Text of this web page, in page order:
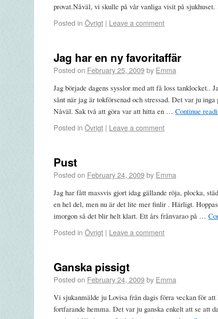
provat.Nåväl, vi skulle på vår vanliga visit på
Posted in Övrigt | Leave a comment
Jag har en ny favoritaffär
Posted on February 25, 2009by Emma
Jag började dagens sysslor med att få loss tanklocket..
sånt när jag är tokförsenad och stressad. Det var ju
Nåväl. Sak två att göra var att hitta en … Continue
Posted in Övrigt | Leave a comment
Pust
Posted on February 24, 2009by Emma
Jag har fått massvis gjort idag gällande röja, plocka,
en hel del, men nu är det lite mer finlir . Härligt.
imorgon så det blir helt klart. Ett års frånvarao på …
Posted in Övrigt | Leave a comment
Ganska pissigt
Posted on February 24, 2009by Emma
Vi sjukanmälde ju Lovisa från dagis förra veckan för
fortfarande hemma. Det var ju ganska enkelt att se att